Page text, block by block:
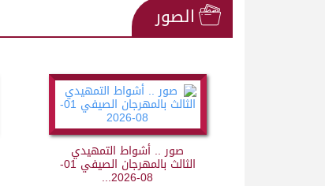
الصور
صور .. أشواط التمهيدي
الثالث بالمهرجان الصيفي 01-
08-2026...